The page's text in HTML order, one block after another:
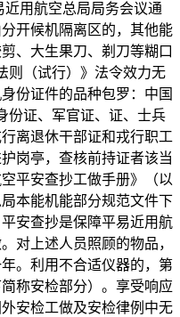
近用航空总局局务会议通
开候机隔离区的，其他能
、大生果刀、剃刀等糊口
则（试行）》法令效力无
份证件的品种包罗：中国
份证、军官证、证、士兵
离退休干部证和戎行职工
岗亭，查核前持证者该当
平安查抄工做手册》（以
本能机能部分规范文件下
安查抄是保障平易近用航
对上述人员照顾的物品，
。利用不合适仪器的，第
称安检部分）。享受响应
安检工做及安检律例中无